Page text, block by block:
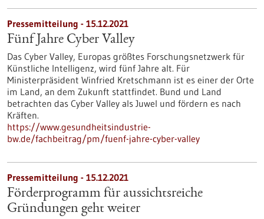
Pressemitteilung - 15.12.2021
Fünf Jahre Cyber Valley
Das Cyber Valley, Europas größtes Forschungsnetzwerk für
Künstliche Intelligenz, wird fünf Jahre alt. Für
Ministerpräsident Winfried Kretschmann ist es einer der Orte
im Land, an dem Zukunft stattfindet. Bund und Land
betrachten das Cyber Valley als Juwel und fördern es nach
Kräften.
https://www.gesundheitsindustrie-
bw.de/fachbeitrag/pm/fuenf-jahre-cyber-valley
Pressemitteilung - 15.12.2021
Förderprogramm für aussichtsreiche
Gründungen geht weiter